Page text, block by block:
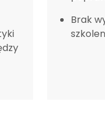
Brak